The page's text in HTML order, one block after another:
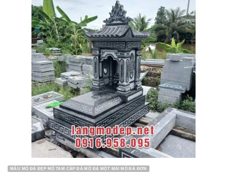
MẪU MỘ ĐÁ ĐẸP MỘ TAM CẤP ĐÁ MỘ ĐÁ MỘT MÁI MỘ ĐÁ ĐƠN